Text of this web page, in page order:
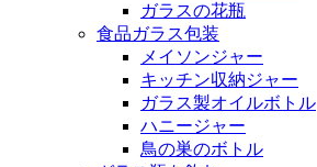
ガラスの花瓶
食品ガラス包装
メイソンジャー
キッチン収納ジャー
ガラス製オイルボトル
ハニージャー
鳥の巣のボトル